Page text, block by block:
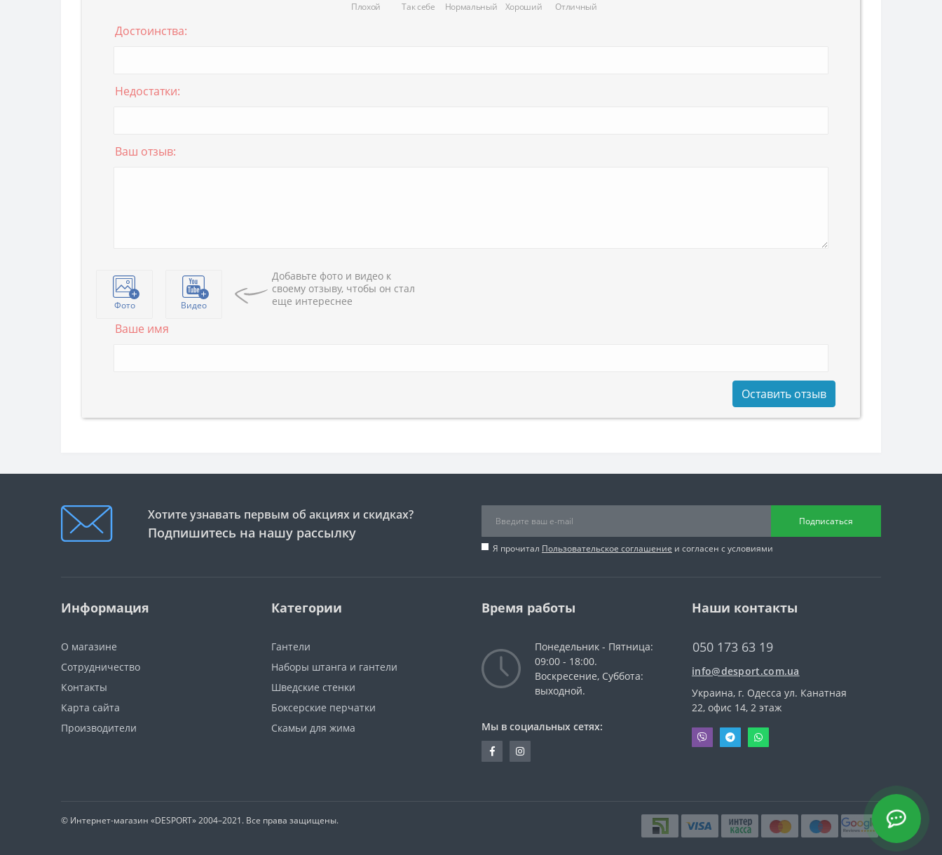
Плохой Так себе Нормальный Хороший Отличный
Достоинства:
Недостатки:
Ваш отзыв:
Фото Видео
Добавьте фото и видео к
своему отзыву, чтобы он стал
еще интереснее
Ваше имя
Оставить отзыв
Хотите узнавать первым об акциях и скидках?
Подпишитесь на нашу рассылку
Подписаться
Я прочитал Пользовательское соглашение и согласен с условиями
Информация
О магазине
Сотрудничество
Контакты
Карта сайта
Производители
Категории
Гантели
Наборы штанга и гантели
Шведские стенки
Боксерские перчатки
Скамьи для жима
Время работы
Понедельник - Пятница:
09:00 - 18:00.
Воскресение, Суббота:
выходной.
Мы в социальных сетях:
Наши контакты
050 173 63 19
info@desport.com.ua
Украина, г. Одесса ул. Канатная
22, офис 14, 2 этаж
© Интернет-магазин «DESPORT»2004–2021. Все права защищены.